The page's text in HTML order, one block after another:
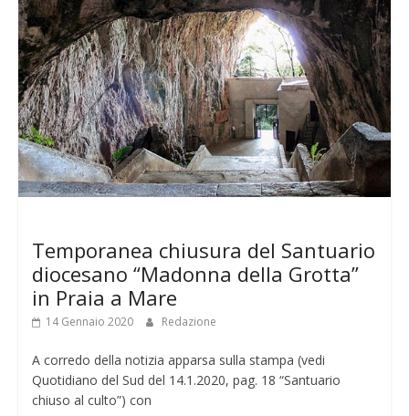
Temporanea chiusura del Santuario
diocesano “Madonna della Grotta”
in Praia a Mare
14 Gennaio 2020 Redazione
A corredo della notizia apparsa sulla stampa (vedi
Quotidiano del Sud del 14.1.2020, pag. 18 “Santuario
chiuso al culto”) con